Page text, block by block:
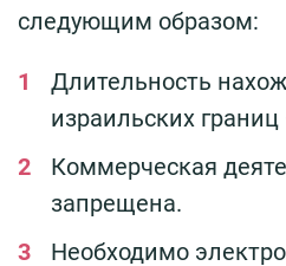
следующим образом:
Длительность
израильских
Коммерческая
запрещена.
Необходимо